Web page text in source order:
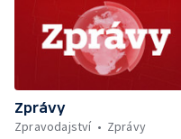
Zprávy
Zpravodajství
Zprávy